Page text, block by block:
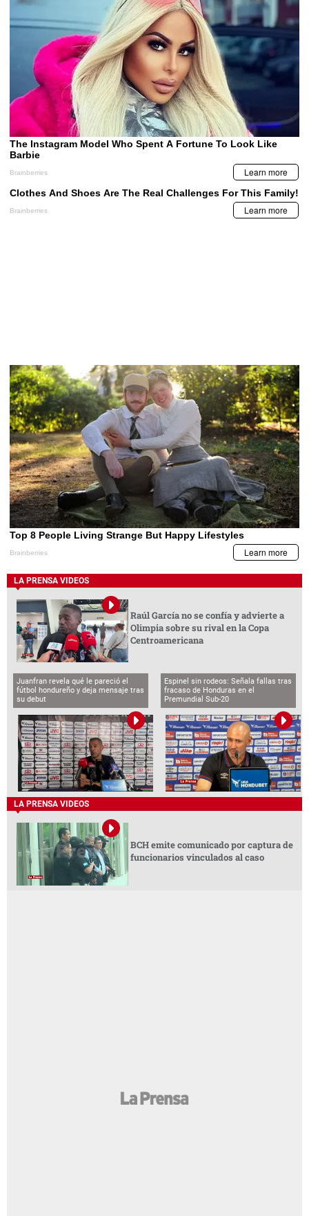
LA PRENSA VIDEOS
Raúl García no se confía y advierte a
Olimpia sobre su rival en la Copa
Centroamericana
Juanfran revela qué le pareció el
fútbol hondureño y deja mensaje tras
su debut
Espinel sin rodeos: Señala fallas tras
fracaso de Honduras en el
Premundial Sub-20
LA PRENSA VIDEOS
BCH emite comunicado por captura de
funcionarios vinculados al caso